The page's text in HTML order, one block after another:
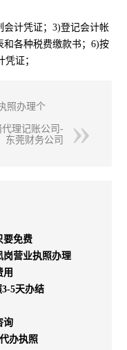
会计凭证；3)登记会计帐
和各种税费缴款书；6)按
证；
照办理个
理记账公司-
东莞财务公司
要免费
岗营业执照办理
用
5天办结
询
办执照